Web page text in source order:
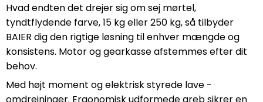
Hvad endten det drejer sig om sej mørtel,
tyndtflydende farve, 15 kg eller 250 kg, så tilbyder
BAIER dig den rigtige løsning til enhver mængde og
konsistens. Motor og gearkasse afstemmes efter dit
behov.
Med højt moment og elektrisk styrede lave ­
omdrejninger. Ergonomisk udformede greb sikrer en